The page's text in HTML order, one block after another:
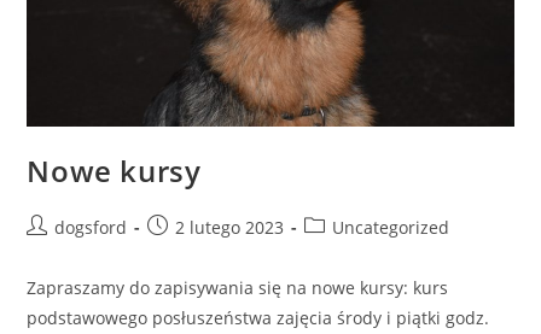
Nowe kursy
Postdogsford
Post2 lutego 2023
PostUncategorized
Zapraszamy do zapisywania się na nowe kursy: kurs
podstawowego posłuszeństwa zajęcia środy i piątki godz.